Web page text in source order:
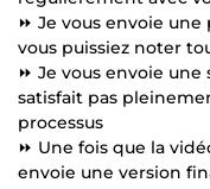
⏩ Je vous envoie
vous puissiez noter
⏩ Je vous envoie
satisfait pas
processus
⏩ Une fois que la
envoie une version